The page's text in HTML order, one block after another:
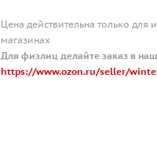
Цена действительна только для
магазинах
Для физлиц делайте заказ в
https://www.ozon.ru/seller/